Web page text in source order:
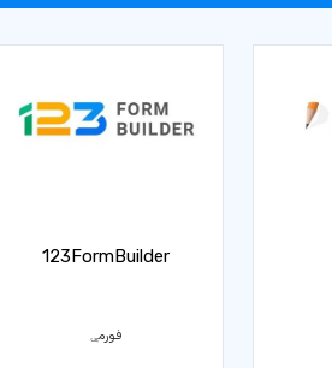
123FormBuilder
فورمې